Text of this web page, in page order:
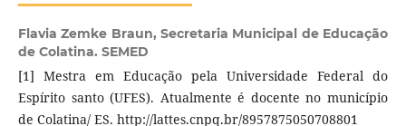
Flavia Zemke Braun, Secretaria Municipal de Educação
de Colatina. SEMED
[1] Mestra em Educação pela Universidade Federal do
Espírito santo (UFES). Atualmente é docente no município
de Colatina/ ES. http://lattes.cnpq.br/8957875050708801